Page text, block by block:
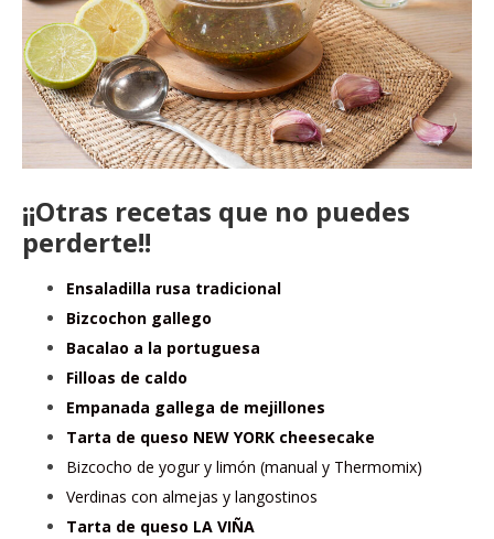
¡¡Otras recetas que no puedes
perderte!!
Ensaladilla rusa tradicional
Bizcochon gallego
Bacalao a la portuguesa
Filloas de caldo
Empanada gallega de mejillones
Tarta de queso NEW YORK cheesecake
Bizcocho de yogur y limón (manual y Thermomix)
Verdinas con almejas y langostinos
Tarta de queso LA VIÑA